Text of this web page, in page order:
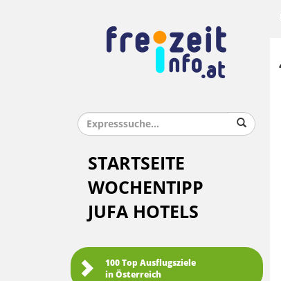
STARTSEITE
WOCHENTIPP
JUFA HOTELS
100 Top Ausflugsziele
in Österreich